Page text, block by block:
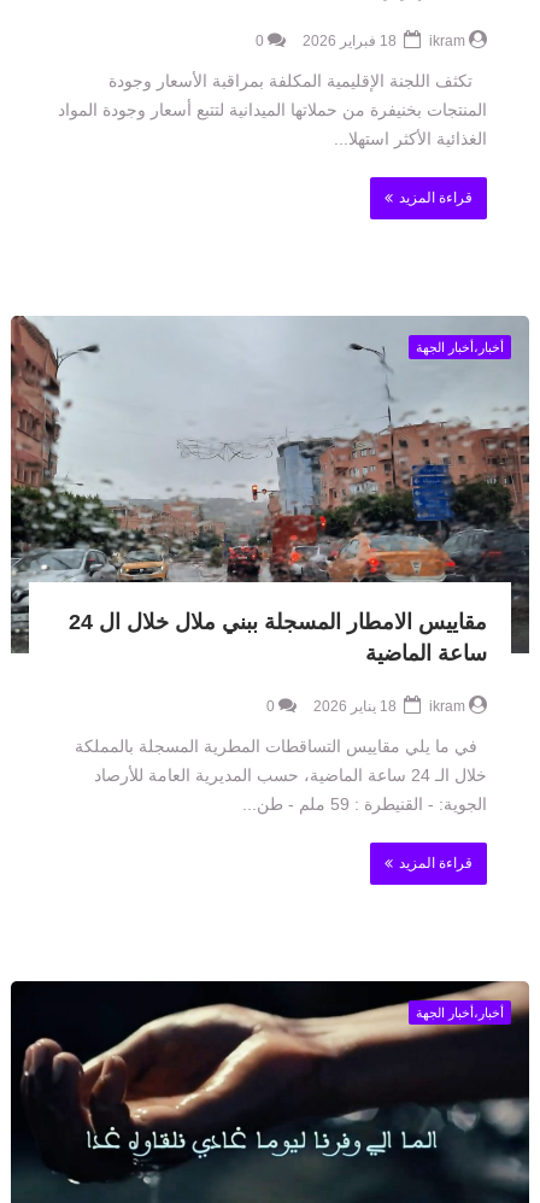
ikram
0
تكثف اللجنة الإقليمية المكلفة بمراقبة الأسعار وجودة
المنتجات بخنيفرة من حملاتها الميدانية لتتبع أسعار وجودة المواد
الغذائية الأكثر استهلا...
قراءة المزيد
أخبار،أخبار الجهة
مقاييس الامطار المسجلة ببني ملال خلال ال 24
ساعة الماضية
ikram
0
في ما يلي مقاييس التساقطات المطرية المسجلة بالمملكة
خلال الـ 24 ساعة الماضية، حسب المديرية العامة للأرصاد
الجوية: - القنيطرة : 59 ملم - طن...
قراءة المزيد
أخبار،أخبار الجهة